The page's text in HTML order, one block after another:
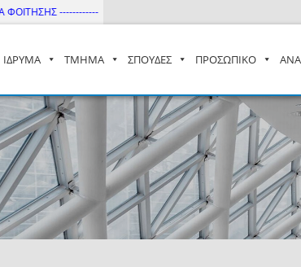
------------
– ΔΙ.ΠΑ.Ε
ΙΔΡΥΜΑ ΤΜΗΜΑ ΣΠΟΥΔΕΣ ΠΡΟΣΩΠΙΚΟ